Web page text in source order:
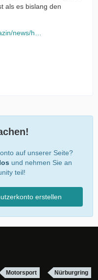
als es bislang den
news/h…
auf unserer Seite?
und nehmen Sie an
teil!
erstellen
Motorsport Nürburgring